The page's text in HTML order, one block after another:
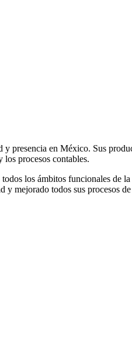
presencia en México. Sus
procesos contables.
los ámbitos funcionales de
mejorado todos sus procesos